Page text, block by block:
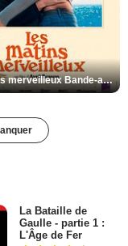
Les Matins merveilleux Bande-annonce VF
La Bataille de
Gaulle - partie 1 :
L'Âge de Fer